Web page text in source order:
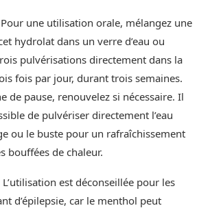
Pour une utilisation orale, mélangez une
hydrolat dans un verre d’eau ou
pulvérisations directement dans la
fois par jour, durant trois semaines.
de pause, renouvelez si nécessaire. Il
de pulvériser directement l’eau
ou le buste pour un rafraîchissement
bouffées de chaleur.
L’utilisation est déconseillée pour les
d’épilepsie, car le menthol peut